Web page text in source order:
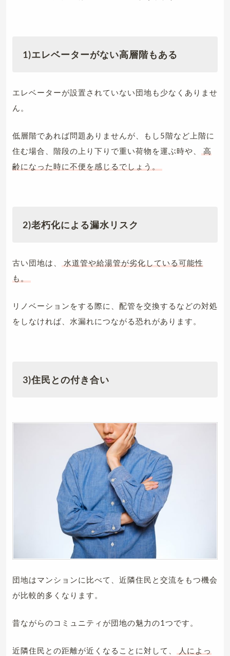
1)エレベーターがない高層階もある
エレベーターが設置されていない団地も少なくありませ
ん。
低層階であれば問題ありませんが、もし5階など上階に
住む場合、階段の上り下りで重い荷物を運ぶ時や、
高
齢になった時に不便を感じるでしょう。
2)老朽化による漏水リスク
古い団地は、
水道管や給湯管が劣化している可能性
も。
リノベーションをする際に、配管を交換するなどの対処
をしなければ、水漏れにつながる恐れがあります。
3)住民との付き合い
団地はマンションに比べて、近隣住民と交流をもつ機会
が比較的多くなります。
昔ながらのコミュニティが団地の魅力の1つです。
近隣住民との距離が近くなることに対して、
人によっ